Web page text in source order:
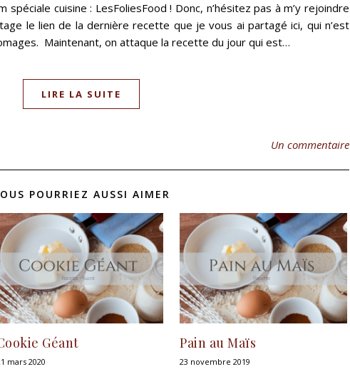
cuisine : LesFoliesFood ! Donc, n’hésitez pas à m’y rejoindre
le lien de la dernière recette que je vous ai partagé ici, qui n’est
Maintenant, on attaque la recette du jour qui est…
LIRE LA SUITE
Un commentaire
POURRIEZ AUSSI AIMER
Géant
mars 2020
Pain au Maïs
23 novembre 2019